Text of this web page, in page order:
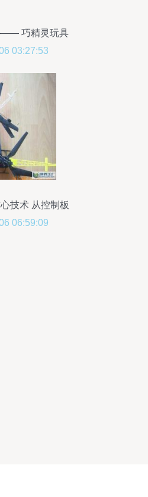
—— 巧精灵玩具
登场
03:27:53
技术 从控制板
06:59:09